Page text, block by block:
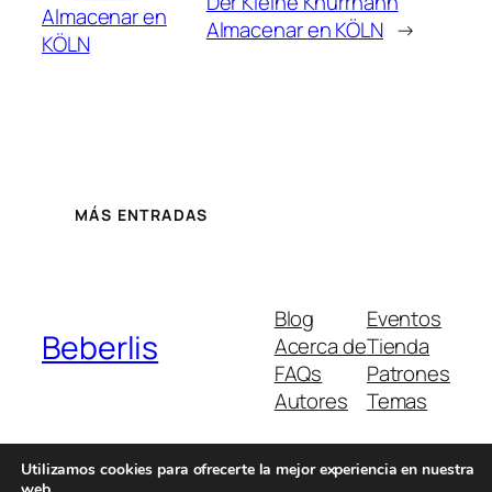
Almacenar en
KÖLN
Almacenar en KÖLN →
MÁS ENTRADAS
Beberlis
Blog
Acerca de
FAQs
Autores
Eventos
Tienda
Patrones
Temas
Utilizamos cookies para ofrecerte la mejor experiencia en nuestra